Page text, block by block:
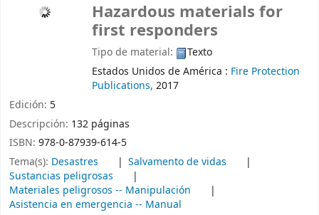
Hazardous materials for
first responders
Tipo de material:
Texto
Estados Unidos de América : Fire Protection
Publications, 2017
Edición: 5
Descripción: 132 páginas
ISBN: 978-0-87939-614-5
Tema(s): Desastres
Salvamento de vidas
Sustancias peligrosas
Materiales peligrosos -- Manipulación
Asistencia en emergencia -- Manual